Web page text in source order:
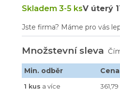
Skladem 3-5 ksV úterý
Jste firma? Máme pro vás
Množstevní sleva
Min. odběr
1 kus a více